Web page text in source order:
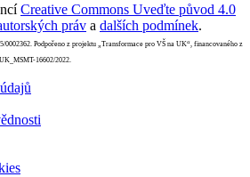
Creative Commons Uveďte původ 4.0
práv a dalších podmínek.
0002362. Podpořeno z projektu „Transformace pro VŠ na UK“, financovaného z
16602/2022.